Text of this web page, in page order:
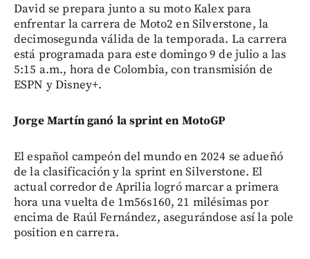
David se prepara junto a su moto Kalex para
enfrentar la carrera de Moto2 en Silverstone, la
decimosegunda válida de la temporada. La carrera
está programada para este domingo 9 de julio a las
5:15 a.m., hora de Colombia, con transmisión de
ESPN y Disney+.
Jorge Martín ganó la sprint en MotoGP
El español campeón del mundo en 2024 se adueñó
de la clasificación y la sprint en Silverstone. El
actual corredor de Aprilia logró marcar a primera
hora una vuelta de 1m56s160, 21 milésimas por
encima de Raúl Fernández, asegurándose así la pole
position en carrera.